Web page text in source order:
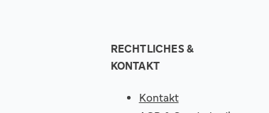
RECHTLICHES &
KONTAKT
Kontakt